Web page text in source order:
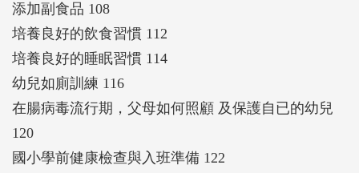
添加副食品 108
培養良好的飲食習慣 112
培養良好的睡眠習慣 114
幼兒如廁訓練 116
在腸病毒流行期，父母如何照顧 及保護自已的幼兒
120
國小學前健康檢查與入班準備 122